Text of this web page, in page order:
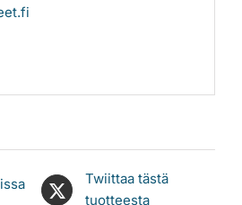
Twiittaa tästä
tuotteesta